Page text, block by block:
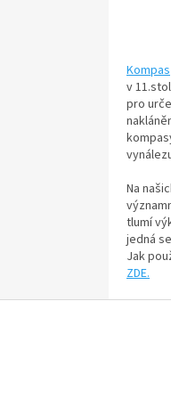
Kompas
v
pro
Na
tlumí
jedná
Jak
ZDE.